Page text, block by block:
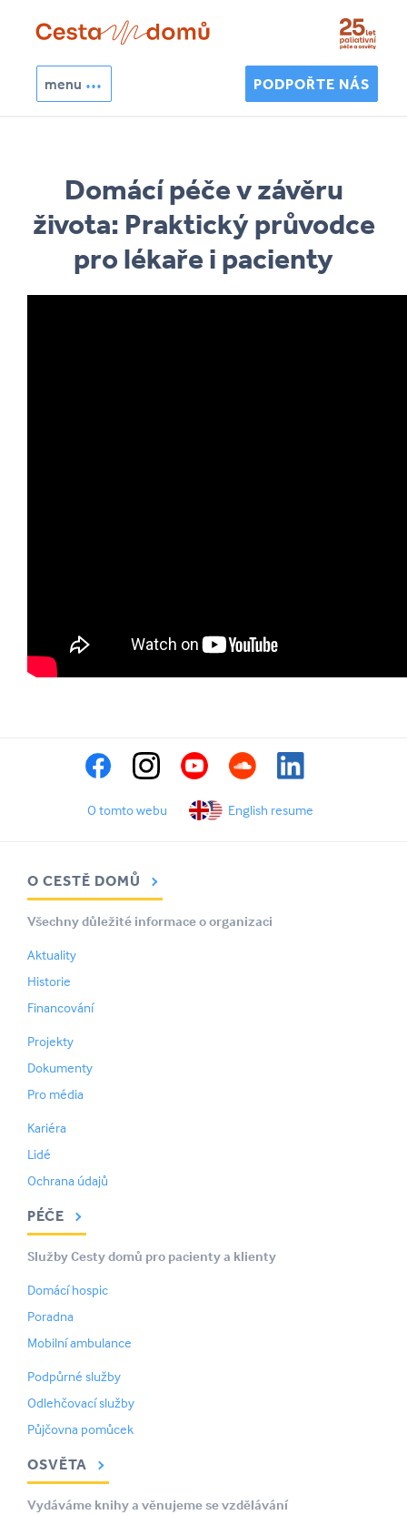
Přejít k hlavnímu obsahu
menu PODPOŘTE NÁS
Domácí péče v závěru
života: Praktický průvodce
pro lékaře i pacienty
O tomto webu English resume
O CESTĚ DOMŮ
Všechny důležité informace o organizaci
Aktuality
Historie
Financování
Projekty
Dokumenty
Pro média
Kariéra
Lidé
Ochrana údajů
PÉČE
Služby Cesty domů pro pacienty a klienty
Domácí hospic
Poradna
Mobilní ambulance
Podpůrné služby
Odlehčovací služby
Půjčovna pomůcek
OSVĚTA
Vydáváme knihy a věnujeme se vzdělávání